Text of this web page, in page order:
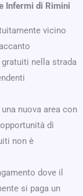
Infermi di Rimini
vicino
nella strada
nuova area con
di
non è
dove il
si paga un